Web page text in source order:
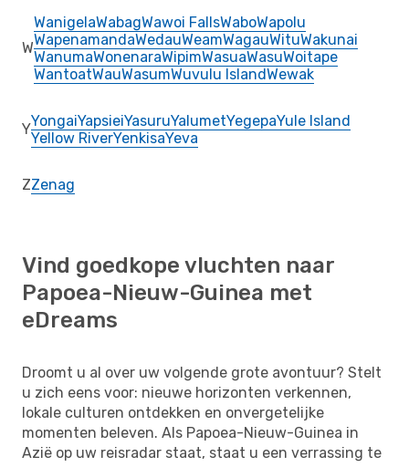
W
WanigelaWabagWawoi FallsWaboWapolu
WapenamandaWedauWeamWagauWituWakunai
WanumaWonenaraWipimWasuaWasuWoitape
WantoatWauWasumWuvulu IslandWewak
YYongaiYapsieiYasuruYalumetYegepaYule Island
Yellow RiverYenkisaYeva
ZZenag
Vind goedkope vluchten naar
Papoea-Nieuw-Guinea met
eDreams
Droomt u al over uw volgende grote avontuur? Stelt
u zich eens voor: nieuwe horizonten verkennen,
lokale culturen ontdekken en onvergetelijke
momenten beleven. Als Papoea-Nieuw-Guinea in
Azië op uw reisradar staat, staat u een verrassing te